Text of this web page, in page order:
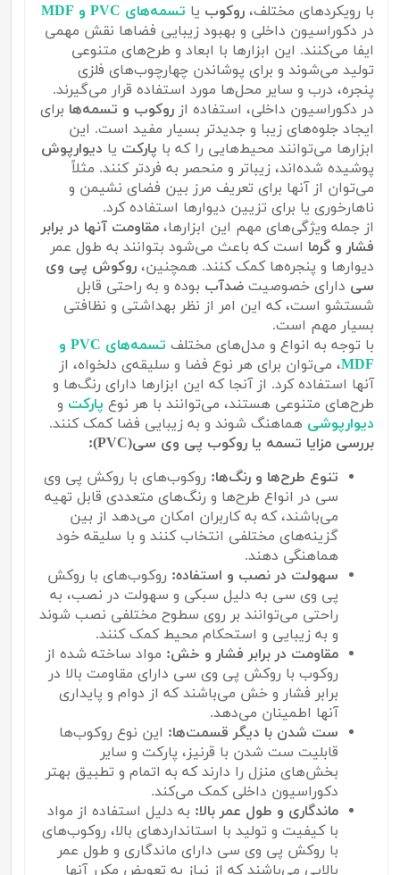
با رویکردهای مختلف، روکوب یا تسمه‌های PVC و MDF
در دکوراسیون داخلی و بهبود زیبایی فضاها نقش مهمی
ایفا می‌کنند. این ابزارها با ابعاد و طرح‌های متنوعی
تولید می‌شوند و برای پوشاندن چهارچوب‌های فلزی
پنجره، درب و سایر محل‌ها مورد استفاده قرار می‌گیرند.
در دکوراسیون داخلی، استفاده از روکوب و تسمه‌ها برای
ایجاد جلوه‌های زیبا و جدیدتر بسیار مفید است. این
ابزارها می‌توانند محیط‌هایی را که با پارکت یا دیوارپوش
پوشیده شده‌اند، زیباتر و منحصر به فرد‌تر کنند. مثلاً
می‌توان از آنها برای تعریف مرز بین فضای نشیمن و
ناهارخوری یا برای تزیین دیوارها استفاده کرد.
از جمله ویژگی‌های مهم این ابزارها، مقاومت آنها در برابر
فشار و گرما است که باعث می‌شود بتوانند به طول عمر
دیوارها و پنجره‌ها کمک کنند. همچنین، روکوش پی وی
سی دارای خصوصیت ضدآب بوده و به راحتی قابل
شستشو است، که این امر از نظر بهداشتی و نظافتی
بسیار مهم است.
با توجه به انواع و مدل‌های مختلف
تسمه‌های PVC و
MDF، می‌توان برای هر نوع فضا و سلیقه‌ی دلخواه، از
آنها استفاده کرد. از آنجا که این ابزارها دارای رنگ‌ها و
طرح‌های متنوعی هستند، می‌توانند با هر نوع پارکت و
دیوارپوشی هماهنگ شوند و به زیبایی فضا کمک کنند.
بررسی مزایا تسمه یا روکوب پی وی سی(PVC):
تنوع طرح‌ها و رنگ‌ها: روکوب‌های با روکش پی وی
سی در انواع طرح‌ها و رنگ‌های متعددی قابل تهیه
می‌باشند، که به کاربران امکان می‌دهد از بین
گزینه‌های مختلفی انتخاب کنند و با سلیقه خود
هماهنگی دهند.
سهولت در نصب و استفاده: روکوب‌های با روکش
پی وی سی به دلیل سبکی و سهولت در نصب، به
راحتی می‌توانند بر روی سطوح مختلفی نصب شوند
و به زیبایی و استحکام محیط کمک کنند.
مقاومت در برابر فشار و خش: مواد ساخته شده از
روکوب با روکش پی وی سی دارای مقاومت بالا در
برابر فشار و خش می‌باشند که از دوام و پایداری
آنها اطمینان می‌دهد.
ست شدن با دیگر قسمت‌ها: این نوع روکوب‌ها
قابلیت ست شدن با قرنیز، پارکت و سایر
بخش‌های منزل را دارند که به اتمام و تطبیق بهتر
دکوراسیون داخلی کمک می‌کند.
ماندگاری و طول عمر بالا: به دلیل استفاده از مواد
با کیفیت و تولید با استانداردهای بالا، روکوب‌های
با روکش پی وی سی دارای ماندگاری و طول عمر
بالایی می‌باشند که از نیاز به تعویض مکرر آنها